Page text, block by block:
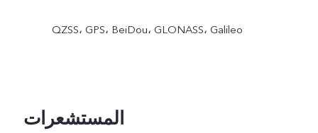
QZSS، GPS، BeiDou، GLONASS، Galileo
المستشعرات